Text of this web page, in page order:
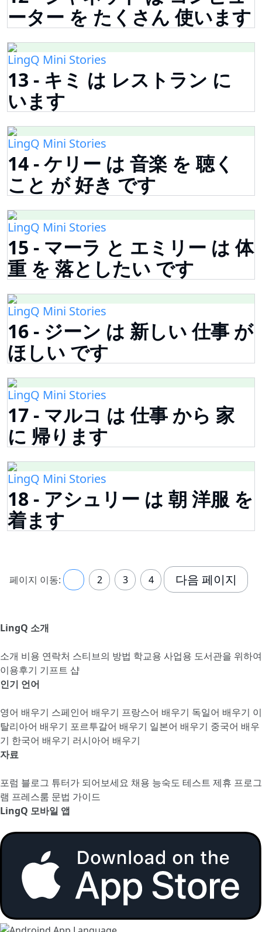
ーター を たくさん 使います
LingQ Mini Stories
13 - キミ は レストラン に
います
LingQ Mini Stories
14 - ケリー は 音楽 を 聴く
こと が 好き です
LingQ Mini Stories
15 - マーラ と エミリー は 体
重 を 落としたい です
LingQ Mini Stories
16 - ジーン は 新しい 仕事 が
ほしい です
LingQ Mini Stories
17 - マルコ は 仕事 から 家
に 帰ります
LingQ Mini Stories
18 - アシュリー は 朝 洋服 を
着ます
페이지 이동: 2 3 4 다음 페이지
LingQ 소개
소개 비용 연락처 스티브의 방법 학교용 사업용 도서관을 위하여
이용후기 기프트 샵
인기 언어
영어 배우기 스페인어 배우기 프랑스어 배우기 독일어 배우기 이
탈리아어 배우기 포르투갈어 배우기 일본어 배우기 중국어 배우
기 한국어 배우기 러시아어 배우기
자료
포럼 블로그 튜터가 되어보세요 채용 능숙도 테스트 제휴 프로그
램 프레스룸 문법 가이드
LingQ 모바일 앱